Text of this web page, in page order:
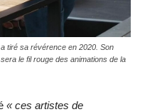
tiré sa révérence en 2020. Son
le fil rouge des animations de la
« ces artistes de